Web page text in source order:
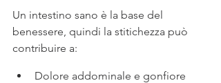
Un intestino sano è la base del
benessere, quindi la stitichezza può
contribuire a:
Dolore addominale e gonfiore